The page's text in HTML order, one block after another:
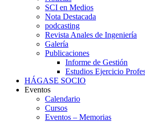
SCI en Medios
Nota Destacada
podcasting
Revista Anales de Ingeniería
Galería
Publicaciones
Informe de Gestión
Estudios Ejercicio
HÁGASE SOCIO
Eventos
Calendario
Cursos
Eventos – Memorias